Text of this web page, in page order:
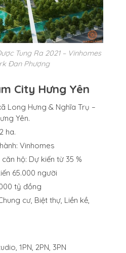
Tung Ra 2021 – Vinhomes
Đan Phượng
City Hưng Yên
Long Hưng & Nghĩa Trụ –
Yên.
ha.
Vinhomes
hộ: Dự kiến từ 35 %
65.000 người
tỷ đồng
cư, Biệt thự, Liền kề,
1PN, 2PN, 3PN